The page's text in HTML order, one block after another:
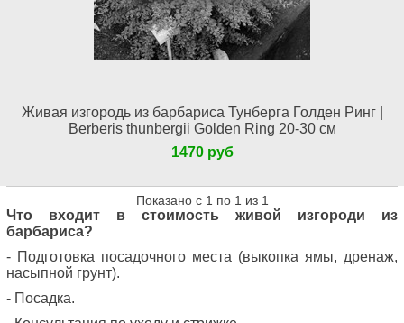
Живая изгородь из барбариса Тунберга Голден Ринг |
Berberis thunbergii Golden Ring 20-30 см
1470 руб
Показано с 1 по 1 из 1
Что входит в стоимость живой изгороди из
барбариса?
- Подготовка посадочного места (выкопка ямы, дренаж,
насыпной грунт).
- Посадка.